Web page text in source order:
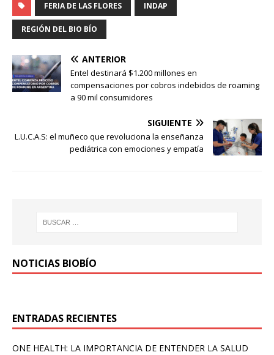
FERIA DE LAS FLORES INDAP
REGIÓN DEL BIO BÍO
ANTERIOR
Entel destinará $1.200 millones en
compensaciones por cobros indebidos de roaming
a 90 mil consumidores
SIGUIENTE
L.U.C.A.S: el muñeco que revoluciona la enseñanza
pediátrica con emociones y empatía
NOTICIAS BIOBÍO
ENTRADAS RECIENTES
ONE HEALTH: LA IMPORTANCIA DE ENTENDER LA SALUD